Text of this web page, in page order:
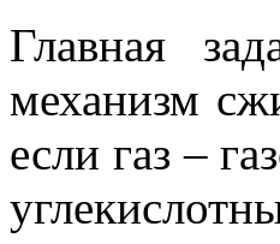
Главная
механизм
если газ –